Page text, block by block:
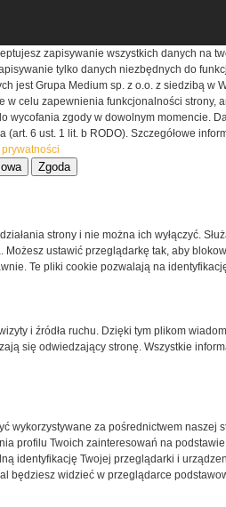
korzystania z portalu
równoznaczne
z ograniczoną
komandytowa, nr KRS:
REGON 146393437
w postaci Regulaminu.
pliki cookies do przechowywania
Pliki cookies stosujemy
na najwyższym poziomie,
do indywidualnych potrzeb.
zapisywanie wszystkich danych na
tylko danych niezbędnych do
jest Grupa Medium sp. z o.o. z siedzibą w
w celu zapewnienia funkcjonalności strony,
wycofania zgody w dowolnym momencie.
(art. 6 ust. 1 lit. b RODO). Szczegółowe
prywatności
Zgoda
strony i nie można ich wyłączyć.
Możesz ustawić przeglądarkę tak, aby
Te pliki cookie pozwalają na
i źródła ruchu. Dzięki tym plikom
się odwiedzający stronę. Wszystkie
wykorzystywane za pośrednictwem naszej
profilu Twoich zainteresowań na
identyfikację Twojej przeglądarki i
będziesz widzieć w przeglądarce